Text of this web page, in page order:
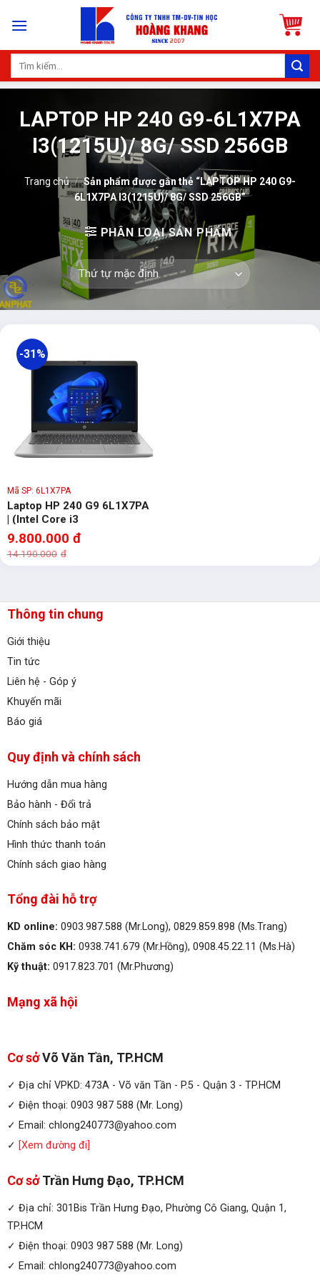
Tìm
LAPTOP HP 240 G9-6L1X7PA
I3(1215U)/ 8G/ SSD 256GB
Trang chủ / Sản phẩm được gắn thẻ “LAPTOP HP 240 G9-
6L1X7PA I3(1215U)/ 8G/ SSD 256GB”
PHÂN LOẠI SẢN PHẨM
-31%
Mã SP: 6L1X7PA
Laptop HP 240 G9 6L1X7PA
| (Intel Core i3
1215U/8GB/256GB/14
FHD/Win11/Bạc)
14.190.000 đ
9.800.000 đ
Thông tin chung
Giới thiệu
Tin tức
Liên hệ - Góp ý
Khuyến mãi
Báo giá
Quy định và chính sách
Hướng dẫn mua hàng
Bảo hành - Đổi trả
Chính sách bảo mật
Hình thức thanh toán
Chính sách giao hàng
Tổng đài hỗ trợ
KD online: 0903.987.588 (Mr.Long), 0829.859.898 (Ms.Trang)
Chăm sóc KH: 0938.741.679 (Mr.Hồng), 0908.45.22.11 (Ms.Hà)
Kỹ thuật: 0917.823.701 (Mr.Phương)
Mạng xã hội
Cơ sởVõ Văn Tần, TP.HCM
✓ Địa chỉ VPKD: 473A - Võ văn Tần - P.5 - Quận 3 - TP.HCM
✓ Điện thoại: 0903 987 588 (Mr. Long)
✓ Email: chlong240773@yahoo.com
✓ [Xem đường đi]
Cơ sởTrần Hưng Đạo, TP.HCM
✓ Địa chỉ: 301Bis Trần Hưng Đạo, Phường Cô Giang, Quận 1,
TP.HCM
✓ Điện thoại: 0903 987 588 (Mr. Long)
✓ Email: chlong240773@yahoo.com